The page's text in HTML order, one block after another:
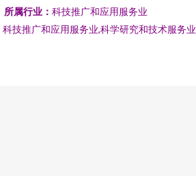
所属行业： 科技推广和应用服务业
科技推广和应用服务业,科学研究和技术服务业